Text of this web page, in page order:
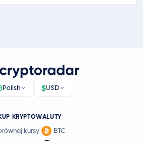
Polish $USD
KRYPTOWALUTY
kursy
BTC